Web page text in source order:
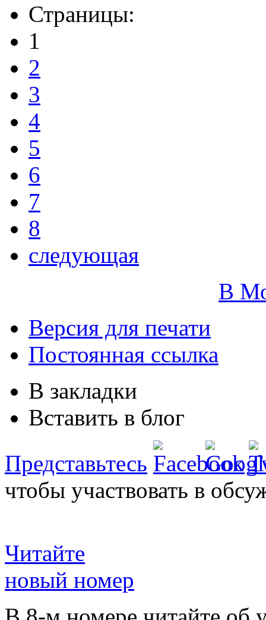
Страницы:
1
2
3
4
5
6
7
8
следующая
В
Версия для печати
Постоянная ссылка
В закладки
Вставить в блог
Представьтесь
чтобы участвовать в
Читайте
новый номер